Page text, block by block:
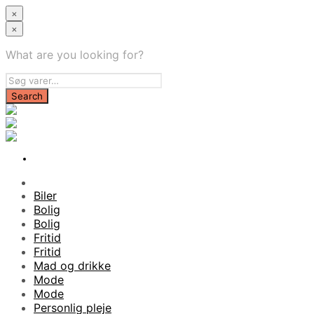
×
×
What are you looking for?
Biler
Bolig
Bolig
Fritid
Fritid
Mad og drikke
Mode
Mode
Personlig pleje